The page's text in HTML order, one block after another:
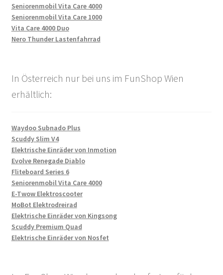
Seniorenmobil Vita Care 4000
Seniorenmobil Vita Care 1000
Vita Care 4000 Duo
Nero Thunder Lastenfahrrad
In Österreich nur bei uns im FunShop Wien
erhältlich:
Waydoo Subnado Plus
Scuddy Slim V4
Elektrische Einräder von Inmotion
Evolve Renegade Diablo
Fliteboard Series 6
Seniorenmobil Vita Care 4000
E-Twow Elektroscooter
MoBot Elektrodreirad
Elektrische Einräder von Kingsong
Scuddy Premium Quad
Elektrische Einräder von Nosfet